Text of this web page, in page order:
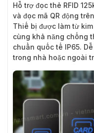
Hỗ trợ đọc thẻ RFID
và đọc mã QR động
Thiế bị được làm từ
cùng khả năng chống
chuẩn quốc tế IP65.
trong nhà hoặc ngoài